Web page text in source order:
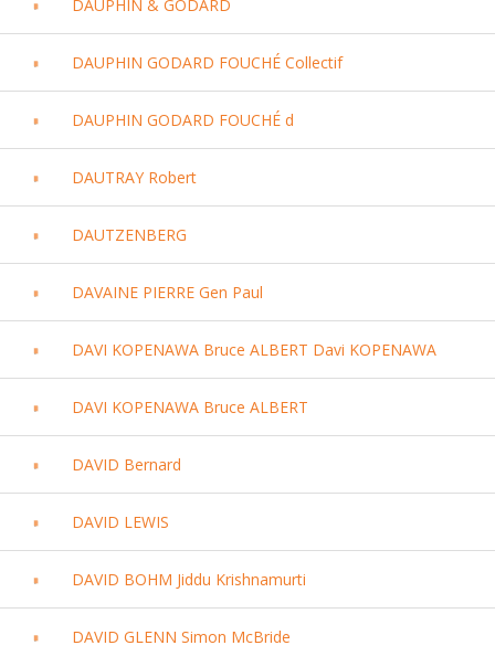
DAUPHIN & GODARD
DAUPHIN GODARD FOUCHÉ Collectif
DAUPHIN GODARD FOUCHÉ d
DAUTRAY Robert
DAUTZENBERG
DAVAINE PIERRE Gen Paul
DAVI KOPENAWA Bruce ALBERT Davi KOPENAWA
DAVI KOPENAWA Bruce ALBERT
DAVID Bernard
DAVID LEWIS
DAVID BOHM Jiddu Krishnamurti
DAVID GLENN Simon McBride